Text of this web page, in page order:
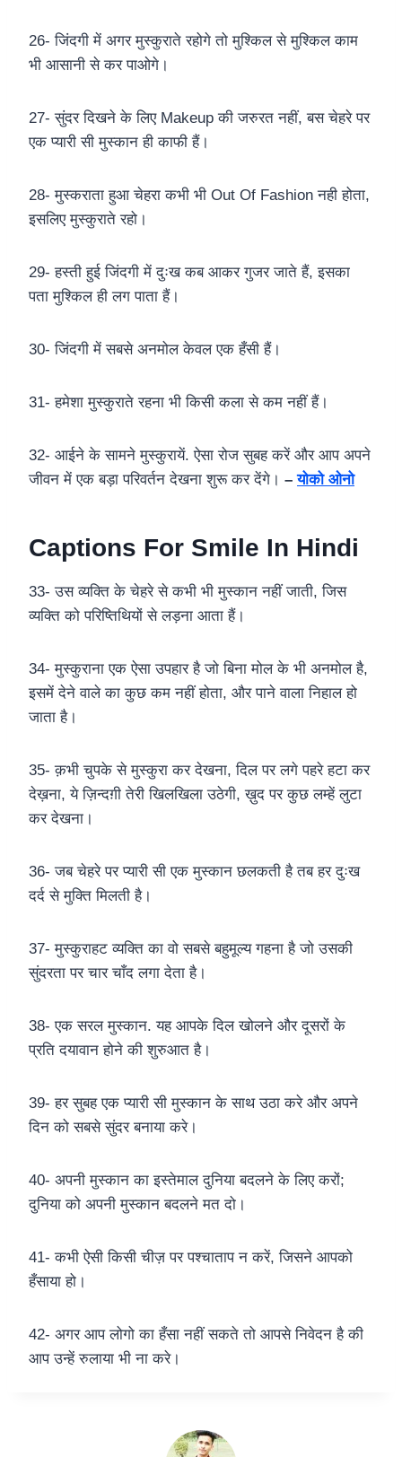
26- जिंदगी में अगर मुस्कुराते रहोगे तो मुश्किल से मुश्किल काम
भी आसानी से कर पाओगे।
27- सुंदर दिखने के लिए Makeup की जरुरत नहीं, बस चेहरे पर
एक प्यारी सी मुस्कान ही काफी हैं।
28- मुस्कराता हुआ चेहरा कभी भी Out Of Fashion नही होता,
इसलिए मुस्कुराते रहो।
29- हस्ती हुई जिंदगी में दुःख कब आकर गुजर जाते हैं, इसका
पता मुश्किल ही लग पाता हैं।
30- जिंदगी में सबसे अनमोल केवल एक हँसी हैं।
31- हमेशा मुस्कुराते रहना भी किसी कला से कम नहीं हैं।
32- आईने के सामने मुस्कुरायें. ऐसा रोज सुबह करें और आप अपने
जीवन में एक बड़ा परिवर्तन देखना शुरू कर देंगे। –योको ओनो
Captions For Smile In Hindi
33- उस व्यक्ति के चेहरे से कभी भी मुस्कान नहीं जाती, जिस
व्यक्ति को परिष्तिथियों से लड़ना आता हैं।
34- मुस्कुराना एक ऐसा उपहार है जो बिना मोल के भी अनमोल है,
इसमें देने वाले का कुछ कम नहीं होता, और पाने वाला निहाल हो
जाता है।
35- क़भी चुपके से मुस्कुरा कर देखना, दिल पर लगे पहरे हटा कर
देख़ना, ये ज़िन्दग़ी तेरी खिलखिला उठेगी, ख़ुद पर कुछ लम्हें लुटा
कर देखना।
36- जब चेहरे पर प्यारी सी एक मुस्कान छलकती है तब हर दुःख
दर्द से मुक्ति मिलती है।
37- मुस्कुराहट व्यक्ति का वो सबसे बहुमूल्य गहना है जो उसकी
सुंदरता पर चार चाँद लगा देता है।
38- एक सरल मुस्कान. यह आपके दिल खोलने और दूसरों के
प्रति दयावान होने की शुरुआत है।
39- हर सुबह एक प्यारी सी मुस्कान के साथ उठा करे और अपने
दिन को सबसे सुंदर बनाया करे।
40- अपनी मुस्कान का इस्तेमाल दुनिया बदलने के लिए करों;
दुनिया को अपनी मुस्कान बदलने मत दो।
41- कभी ऐसी किसी चीज़ पर पश्चाताप न करें, जिसने आपको
हँसाया हो।
42- अगर आप लोगो का हँसा नहीं सकते तो आपसे निवेदन है की
आप उन्हें रुलाया भी ना करे।